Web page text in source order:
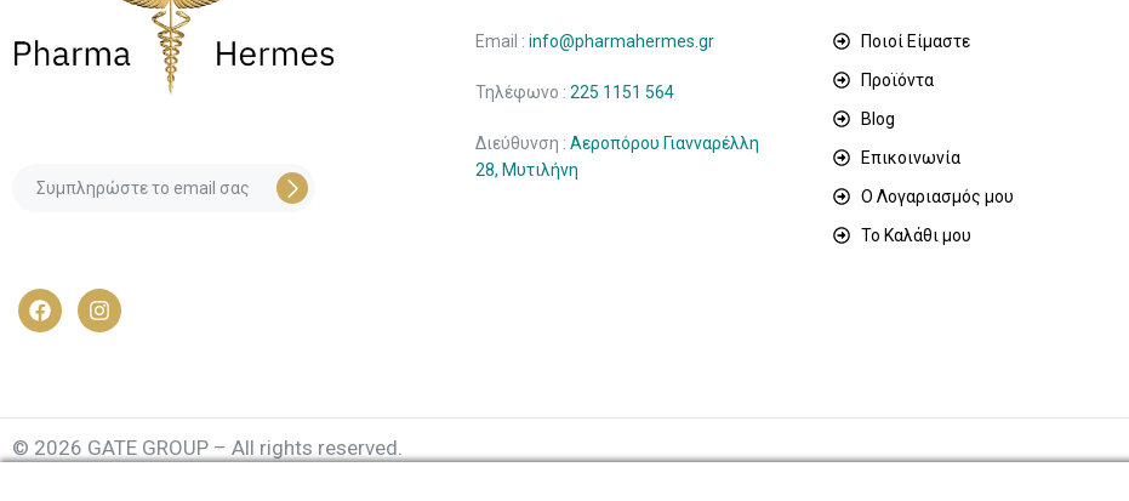
Email : info@pharmahermes.gr
Τηλέφωνο : 225 1151 564
Διεύθυνση : Αεροπόρου Γιανναρέλλη
28, Μυτιλήνη
Ποιοί Είμαστε
Προϊόντα
Blog
Επικοινωνία
Ο Λογαριασμός μου
Το Καλάθι μου
© 2026 GATE GROUP – All rights reserved.